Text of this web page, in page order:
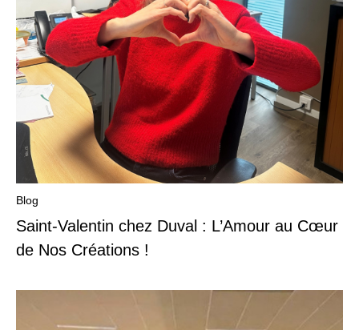
Blog
Saint-Valentin chez Duval : L’Amour au Cœur
de Nos Créations !